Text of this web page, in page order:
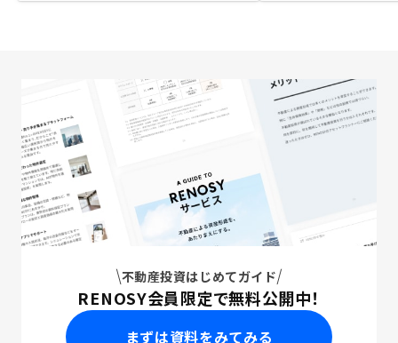
不動産投資はじめてガイド
RENOSY会員限定で無料公開中！
まずは資料をみてみる